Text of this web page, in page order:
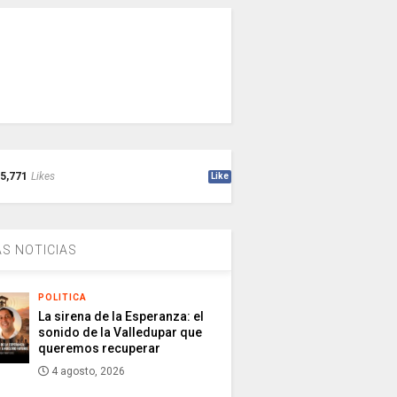
5,771 Likes Like
NOTICIAS
POLITICA
La sirena de la Esperanza: el
sonido de la Valledupar que
queremos recuperar
4 agosto, 2026